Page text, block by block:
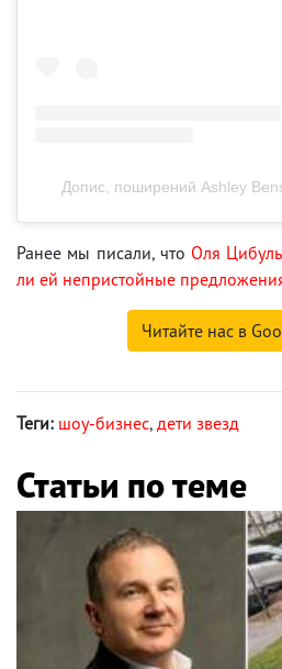
Допис, поширений Ashley
Ранее мы писали, что Оля
ли ей непристойные
Читайте нас в
Теги: шоу-бизнес, дети звезд
Статьи по теме